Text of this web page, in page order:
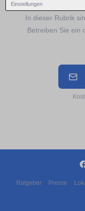
Einstellungen
In dieser Rubrik
Betreiben Sie ein
Ratgeber Presse